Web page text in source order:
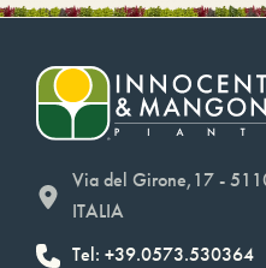
Via del Girone,17 -
ITALIA
Tel: +39.0573.530364